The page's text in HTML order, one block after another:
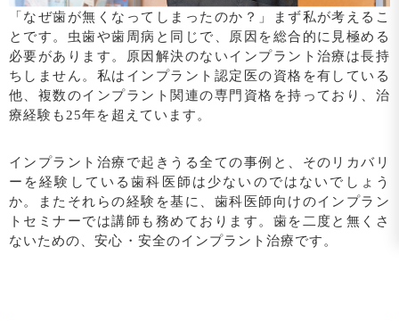
「なぜ歯が無くなってしまったのか？」まず私が考えるこ
とです。虫歯や歯周病と同じで、原因を総合的に見極める
必要があります。原因解決のないインプラント治療は長持
ちしません。私はインプラント認定医の資格を有している
他、複数のインプラント関連の専門資格を持っており、治
療経験も25年を超えています。
インプラント治療で起きうる全ての事例と、そのリカバリ
ーを経験している歯科医師は少ないのではないでしょう
か。またそれらの経験を基に、歯科医師向けのインプラン
トセミナーでは講師も務めております。歯を二度と無くさ
ないための、安心・安全のインプラント治療です。